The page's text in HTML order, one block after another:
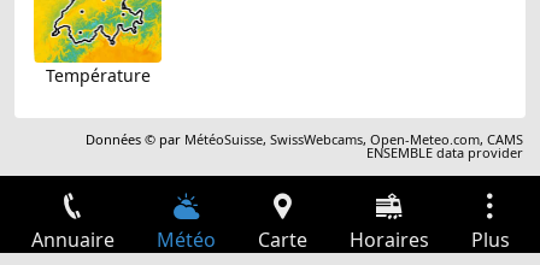
Température
Données © par MétéoSuisse,SwissWebcams,Open-Meteo.com,CAMS
ENSEMBLE data provider
Annuaire Météo Carte Horaires Plus